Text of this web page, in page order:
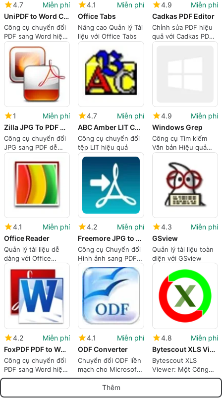
4.7
Miễn phí
UniPDF to Word Converter
Công cụ chuyển đổi
PDF sang Word hiệu
quả
4.1
Miễn phí
Office Tabs
Nâng cao Quản lý Tài
liệu với Office Tabs
4.9
Miễn phí
Cadkas PDF Editor
Chỉnh sửa PDF hiệu
quả với Cadkas PDF
Editor
1
Miễn phí
Zilla JPG To PDF Converter
Công cụ chuyển đổi
JPG sang PDF dễ
dàng
4.7
Miễn phí
ABC Amber LIT Converter
Công cụ chuyển đổi
tệp LIT hiệu quả
4.9
Miễn phí
Windows Grep
Công cụ Tìm kiếm
Văn bản Hiệu quả
cho Windows
4.1
Miễn phí
Office Reader
Quản lý tài liệu dễ
dàng với Office
Reader
4.2
Miễn phí
Freemore JPG to PDF Converter
Công cụ Chuyển đổi
Hình ảnh sang PDF
Hiệu quả
4.3
Miễn phí
GSview
Quản lý tài liệu toàn
diện với GSview
4.2
Miễn phí
FoxPDF PDF to Word Converter
Công cụ chuyển đổi
PDF sang Word hiệu
quả
4.1
Miễn phí
ODF Converter
Chuyển đổi ODF liền
mạch cho Microsoft
Office
4.8
Miễn phí
Bytescout XLS Viewer
Bytescout XLS
Viewer: Một Công
Cụ XLS Nhẹ
Thêm